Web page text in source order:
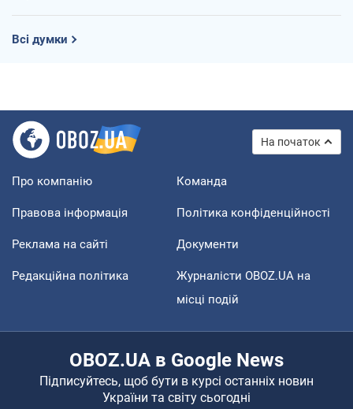
Всі думки
На початок
Про компанію Команда
Правова інформація Політика конфіденційності
Реклама на сайті Документи
Редакційна політика
Журналісти OBOZ.UA на
місці подій
OBOZ.UA в Google News
Підписуйтесь, щоб бути в курсі останніх новин
України та світу сьогодні